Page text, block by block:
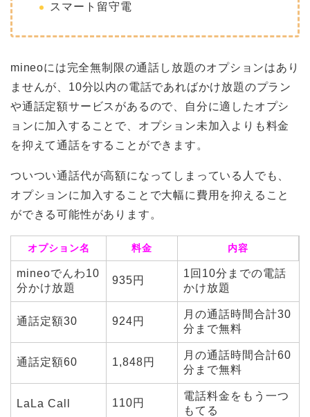
スマート留守電
mineoには完全無制限の通話し放題のオプションはあり
ませんが、10分以内の電話であればかけ放題のプラン
や通話定額サービスがあるので、自分に適したオプシ
ョンに加入することで、オプション未加入よりも料金
を抑えて通話をすることができます。
ついつい通話代が高額になってしまっている人でも、
オプションに加入することで大幅に費用を抑えること
ができる可能性があります。
オプション名 料金 内容
mineoでんわ10
分かけ放題
935円
1回10分までの電話
かけ放題
通話定額30 924円
月の通話時間合計30
分まで無料
通話定額60 1,848円
月の通話時間合計60
分まで無料
LaLa Call 110円
電話料金をもう一つ
もてる